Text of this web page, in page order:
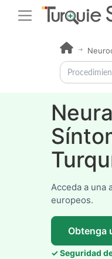
Acceda a una
europeos.
Obtenga
✓ Seguridad